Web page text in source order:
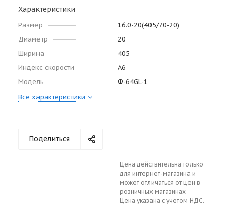
Характеристики
Размер
16.0-20(405/70-20)
Диаметр
20
Ширина
405
Индекс скорости
A6
Модель
Ф-64GL-1
Все характеристики
Поделиться
Цена действительна только
для интернет-магазина и
может отличаться от цен в
розничных магазинах
Цена указана с учетом НДС.